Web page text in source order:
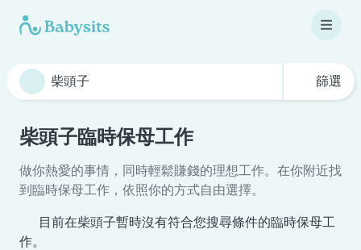
篩選
柴頭子臨時保母工作
做你熱愛的事情，同時輕鬆賺錢的理想工作。在你附近找
到臨時保母工作，依照你的方式自由選擇。
目前在柴頭子暫時沒有符合您搜尋條件的臨時保母工
作。